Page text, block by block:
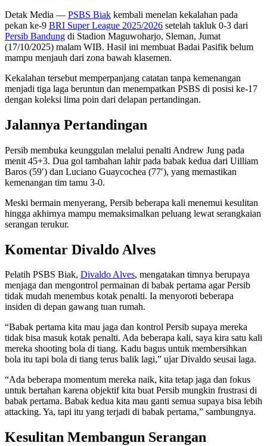
Detak Media — PSBS Biak kembali menelan kekalahan pada
pekan ke-9 BRI Super League 2025/2026 setelah takluk 0-3 dari
Persib Bandung di Stadion Maguwoharjo, Sleman, Jumat
(17/10/2025) malam WIB. Hasil ini membuat Badai Pasifik belum
mampu menjauh dari zona bawah klasemen.
Kekalahan tersebut memperpanjang catatan tanpa kemenangan
menjadi tiga laga beruntun dan menempatkan PSBS di posisi ke-17
dengan koleksi lima poin dari delapan pertandingan.
Jalannya Pertandingan
Persib membuka keunggulan melalui penalti Andrew Jung pada
menit 45+3. Dua gol tambahan lahir pada babak kedua dari Uilliam
Baros (59′) dan Luciano Guaycochea (77′), yang memastikan
kemenangan tim tamu 3-0.
Meski bermain menyerang, Persib beberapa kali menemui kesulitan
hingga akhirnya mampu memaksimalkan peluang lewat serangkaian
serangan terukur.
Komentar Divaldo Alves
Pelatih PSBS Biak, Divaldo Alves, mengatakan timnya berupaya
menjaga dan mengontrol permainan di babak pertama agar Persib
tidak mudah menembus kotak penalti. Ia menyoroti beberapa
insiden di depan gawang tuan rumah.
“Babak pertama kita mau jaga dan kontrol Persib supaya mereka
tidak bisa masuk kotak penalti. Ada beberapa kali, saya kira satu kali
mereka shooting bola di tiang. Kadu bagus untuk membersihkan
bola itu tapi bola di tiang terus balik lagi,” ujar Divaldo seusai laga.
“Ada beberapa momentum mereka naik, kita tetap jaga dan fokus
untuk bertahan karena objektif kita buat Persib mungkin frustrasi di
babak pertama. Babak kedua kita mau ganti semua supaya bisa lebih
attacking. Ya, tapi itu yang terjadi di babak pertama,” sambungnya.
Kesulitan Membangun Serangan